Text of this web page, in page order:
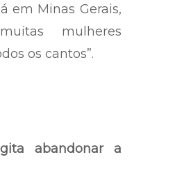
em Minas Gerais,
mulheres
os cantos”.
abandonar a